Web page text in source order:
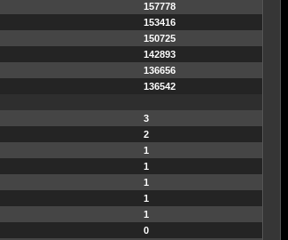
157778
153416
150725
142893
136656
136542
3
2
1
1
1
1
1
0